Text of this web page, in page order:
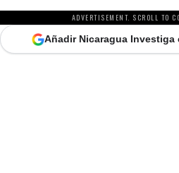
ADVERTISEMENT. SCROLL TO
Añadir Nicaragua